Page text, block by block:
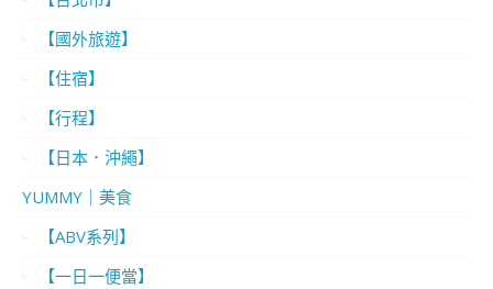
【國外旅遊】
【住宿】
【行程】
【日本．沖繩】
YUMMY｜美食
【ABV系列】
【一日一便當】